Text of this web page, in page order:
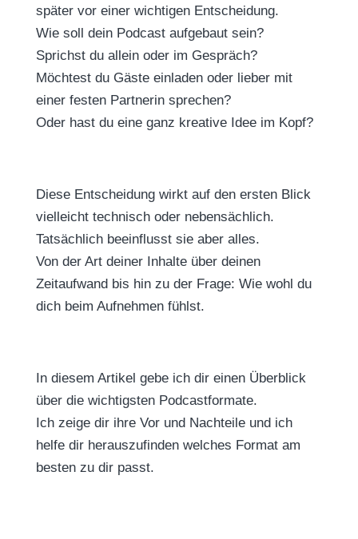
später vor einer wichtigen Entscheidung.
Wie soll dein Podcast aufgebaut sein?
Sprichst du allein oder im Gespräch?
Möchtest du Gäste einladen oder lieber mit
einer festen Partnerin sprechen?
Oder hast du eine ganz kreative Idee im Kopf?
Diese Entscheidung wirkt auf den ersten Blick
vielleicht technisch oder nebensächlich.
Tatsächlich beeinflusst sie aber alles.
Von der Art deiner Inhalte über deinen
Zeitaufwand bis hin zu der Frage: Wie wohl du
dich beim Aufnehmen fühlst.
In diesem Artikel gebe ich dir einen Überblick
über die wichtigsten Podcastformate.
Ich zeige dir ihre Vor und Nachteile und ich
helfe dir herauszufinden welches Format am
besten zu dir passt.